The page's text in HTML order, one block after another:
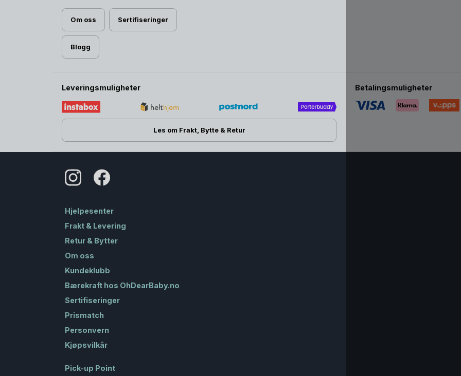
Om oss Sertifiseringer
Blogg
Leveringsmuligheter
Les om Frakt, Bytte & Retur
Betalingsmuligheter
Hjelpesenter
Frakt & Levering
Retur & Bytter
Om oss
Kundeklubb
Bærekraft hos OhDearBaby.no
Sertifiseringer
Prismatch
Personvern
Kjøpsvilkår
Pick-up Point